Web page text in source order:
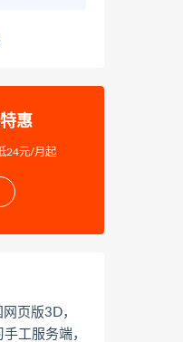
惠
24元/月起
页版3D，
工服务端，